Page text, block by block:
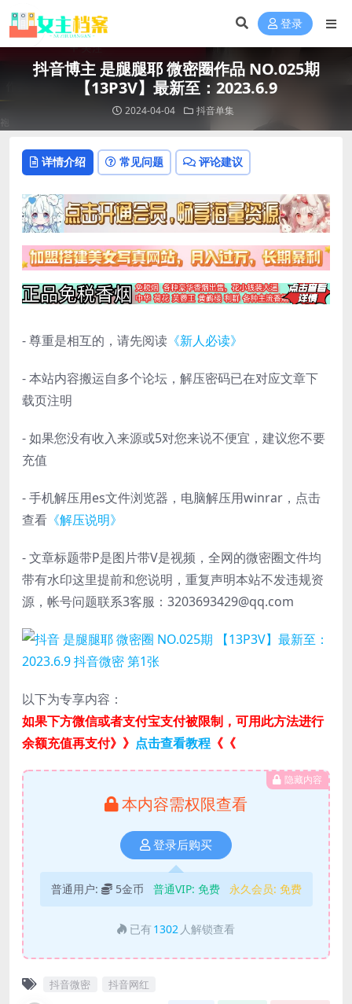
登录
抖音博主 是腿腿耶 微密圈作品 NO.025期
【13P3V】最新至：2023.6.9
2024-04-04 抖音单集
详情介绍 常见问题 评论建议
- 尊重是相互的，请先阅读 《新人必读》
- 本站内容搬运自多个论坛，解压密码已在对应文章下
载页注明
- 如果您没有收入来源或5对您来说不便宜，建议您不要
充值
- 手机解压用es文件浏览器，电脑解压用winrar，点击
查看 《解压说明》
- 文章标题带P是图片带V是视频，全网的微密圈文件均
带有水印这里提前和您说明，重复声明本站不发违规资
源，帐号问题联系3客服：3203693429@qq.com
以下为专享内容：
如果下方微信或者支付宝支付被限制，可用此方法进行
余额充值再支付》》 点击查看教程 《《
隐藏内容
本内容需权限查看
登录后购买
普通用户: 5金币 普通VIP: 免费 永久会员: 免费
已有 1302 人解锁查看
抖音微密 抖音网红